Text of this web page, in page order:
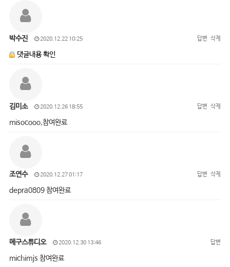
박수진 2020.12.22 10:25 답변 삭제
댓글내용 확인
김미소 2020.12.26 18:55 답변 삭제
misocooo,참여완료
조연수 2020.12.27 01:17 답변 삭제
depra0809 참여완료
메구스튜디오 2020.12.30 13:46 답변
michimjs 참여완료